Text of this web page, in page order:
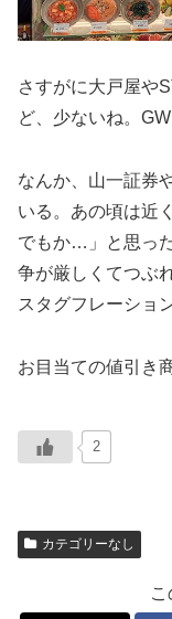
さすがに大戸屋や
ど、少ないね。
なんか、山一証券
いる。あの頃は近
でもか…」と思っ
争が厳しくてつぶ
スタグフレーシ
お目当ての値引き
2
カテゴリーなし